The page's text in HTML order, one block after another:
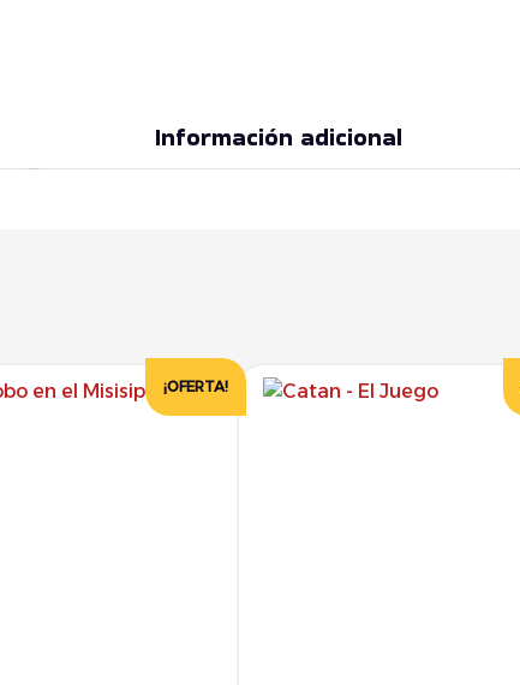
Información adicional
¡OFERTA!